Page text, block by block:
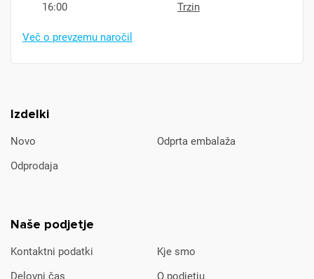
Izdelki
Novo
Odprta embalaža
Odprodaja
Naše podjetje
Kontaktni podatki
Kje smo
Delovni čas
O podjetju
16:00
Trzin
Več o prevzemu naročil